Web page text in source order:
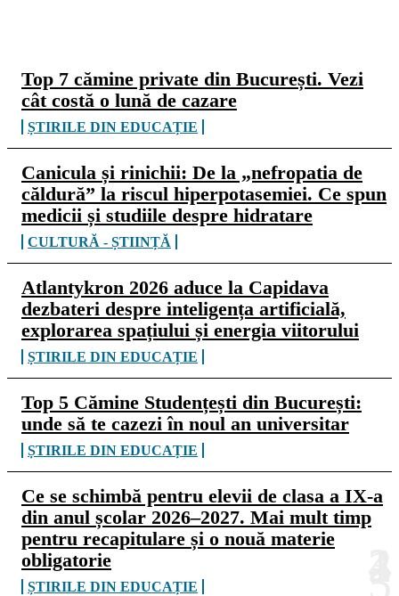
Top 7 cămine private din București. Vezi
cât costă o lună de cazare
ȘTIRILE DIN EDUCAȚIE
Canicula și rinichii: De la „nefropatia de
căldură” la riscul hiperpotasemiei. Ce spun
medicii și studiile despre hidratare
CULTURĂ - ȘTIINȚĂ
Atlantykron 2026 aduce la Capidava
dezbateri despre inteligența artificială,
explorarea spațiului și energia viitorului
ȘTIRILE DIN EDUCAȚIE
Top 5 Cămine Studențești din București:
unde să te cazezi în noul an universitar
ȘTIRILE DIN EDUCAȚIE
Ce se schimbă pentru elevii de clasa a IX-a
din anul școlar 2026–2027. Mai mult timp
pentru recapitulare și o nouă materie
obligatorie
ȘTIRILE DIN EDUCAȚIE